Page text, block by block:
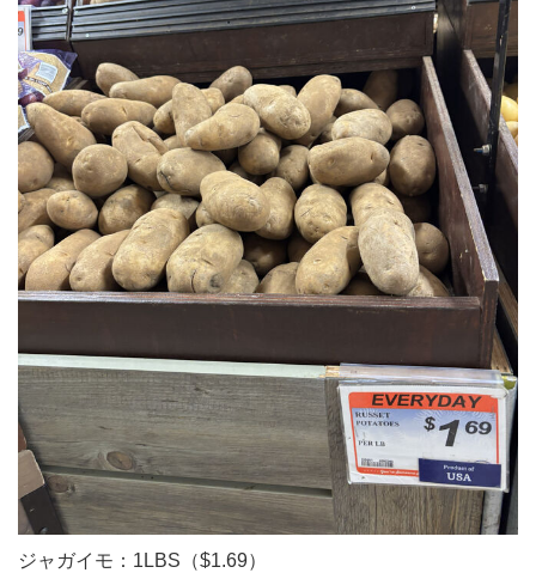
ジャガイモ：1LBS（$1.69）